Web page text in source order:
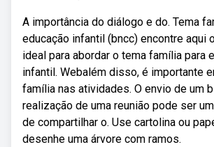
A importância do diálogo e do. Tema
educação infantil (bncc) encontre aqui
ideal para abordar o tema família para
infantil. Webalém disso, é importante
família nas atividades. O envio de um
realização de uma reunião pode ser
de compartilhar o. Use cartolina ou
desenhe uma árvore com ramos.